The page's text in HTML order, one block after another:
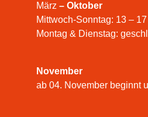
März – Oktober
Mittwoch-Sonntag: 13 –
Montag & Dienstag:
November
ab 04. November beginnt